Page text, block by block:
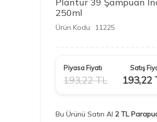
250ml
Ürün Kodu: 11225
Piyasa Fiyatı
193,22TL
Satış
193,22
Bu Ürünü Satın Al 2 TL